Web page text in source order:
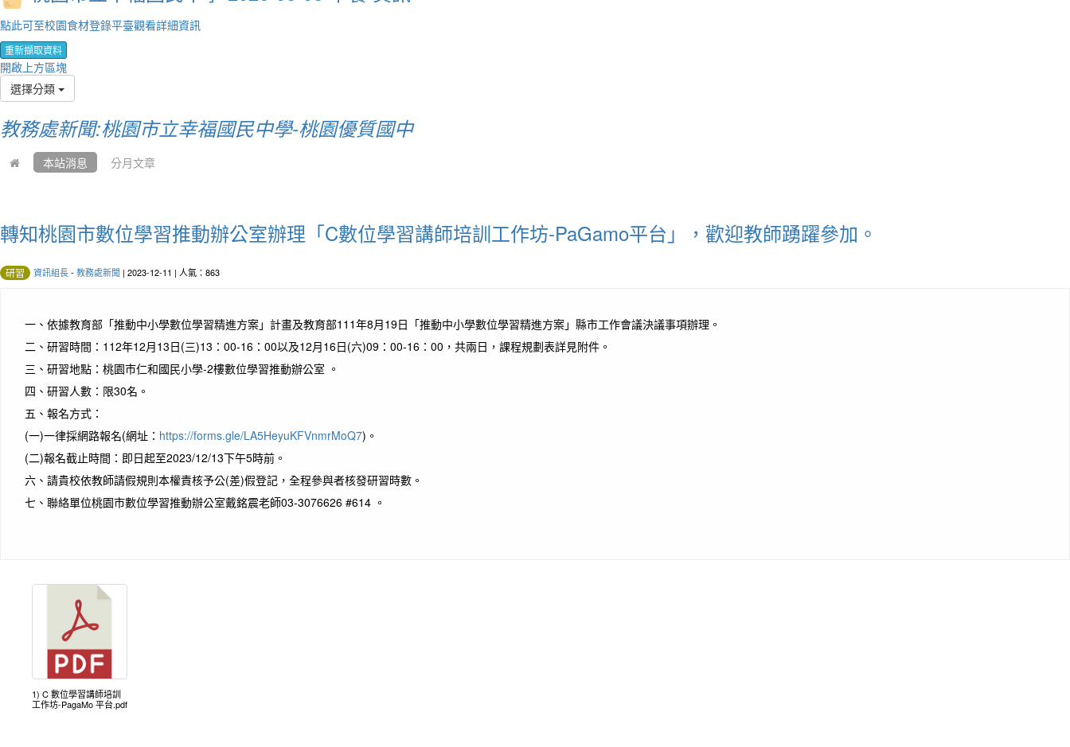
點此可至校園食材登錄平臺觀看詳細資訊
重新擷取資料
開啟上方區塊
選擇分類
教務處新聞:桃園市立幸福國民中學-桃園優質國中
本站消息 分月文章
轉知桃園市數位學習推動辦公室辦理「C數位學習講師培訓工作坊-PaGamo平台」，歡迎教師踴躍參加。
研習 資訊組長- 教務處新聞 | 2023-12-11 | 人氣：863
一、 依據教育部「推動中小學數位學習精進方案」計畫及教育部111年8月19日「推動中小學數位學習精進方案」縣市工作會議決議事項辦理。
二、 研習時間：112年12月13日(三)13：00-16：00以及12月16日(六)09：00-16：00，共兩日，課程規劃表詳見附件。
三、 研習地點：桃園市仁和國民小學-2樓數位學習推動辦公室 。
四、 研習人數：限30名。
五、 報名方式：
(一)一律採網路報名(網址： https://forms.gle/LA5HeyuKFVnmrMoQ7)。
(二)報名截止時間：即日起至2023/12/13下午5時前。
六、 請貴校依教師請假規則本權責核予公(差)假登記，全程參與者核發研習時數。
七、 聯絡單位桃園市數位學習推動辦公室戴銘震老師03-3076626 #614 。
1) C 數位學習講師培訓
工作坊-PagaMo 平台.pdf